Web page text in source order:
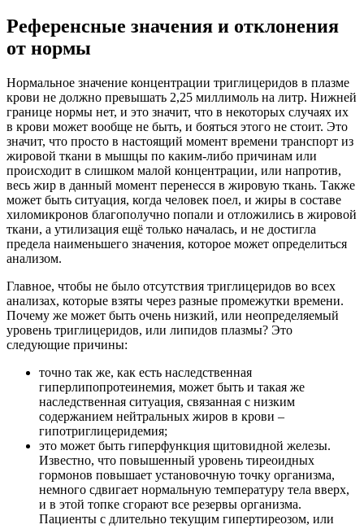
Референсные значения и отклонения
от нормы
Нормальное значение концентрации триглицеридов в плазме
крови не должно превышать 2,25 миллимоль на литр. Нижней
границе нормы нет, и это значит, что в некоторых случаях их
в крови может вообще не быть, и бояться этого не стоит. Это
значит, что просто в настоящий момент времени транспорт из
жировой ткани в мышцы по каким-либо причинам или
происходит в слишком малой концентрации, или напротив,
весь жир в данный момент перенесся в жировую ткань. Также
может быть ситуация, когда человек поел, и жиры в составе
хиломикронов благополучно попали и отложились в жировой
ткани, а утилизация ещё только началась, и не достигла
предела наименьшего значения, которое может определиться
анализом.
Главное, чтобы не было отсутствия триглицеридов во всех
анализах, которые взяты через разные промежутки времени.
Почему же может быть очень низкий, или неопределяемый
уровень триглицеридов, или липидов плазмы? Это
следующие причины:
точно так же, как есть наследственная
гиперлипопротеинемия, может быть и такая же
наследственная ситуация, связанная с низким
содержанием нейтральных жиров в крови –
гипотриглицеридемия;
это может быть гиперфункция щитовидной железы.
Известно, что повышенный уровень тиреоидных
гормонов повышает установочную точку организма,
немного сдвигает нормальную температуру тела вверх,
и в этой топке сгорают все резервы организма.
Пациенты с длительно текущим гипертиреозом, или